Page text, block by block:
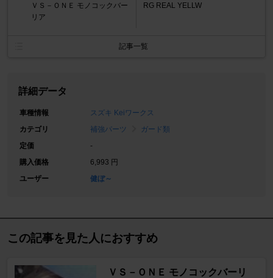
ＶＳ－ＯＮＥ モノコックバー
リア
RG REAL YELLW
記事一覧
詳細データ
車種情報
スズキ Keiワークス
カテゴリ
補強パーツ
ガード類
定価
-
購入価格
6,993 円
ユーザー
健ぼ～
この記事を見た人におすすめ
ＶＳ－ＯＮＥ モノコックバーリ